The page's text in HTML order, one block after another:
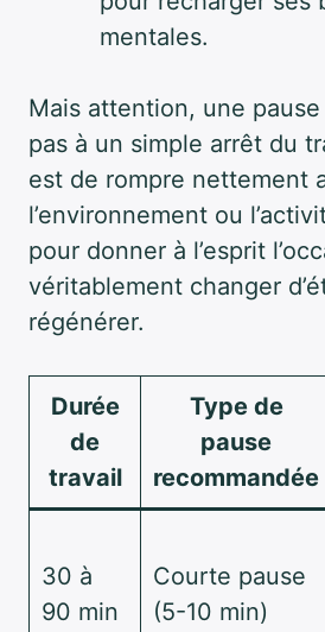
mentales.
Mais attention, une
pas à un simple arrêt du
est de rompre nettement
l’environnement ou
pour donner à l’esprit
véritablement changer
régénérer.
Durée
de
travail
Type de
pause
recommandée
30 à
90 min
Courte pause
(5-10 min)